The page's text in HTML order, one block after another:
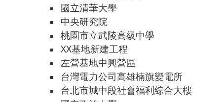
國立清華大學
中央研究院
桃園市立武陵高級中學
XX基地新建工程
左營基地中興營區
台灣電力公司高雄楠旗變電所
台北市城中段社會福利綜合大樓